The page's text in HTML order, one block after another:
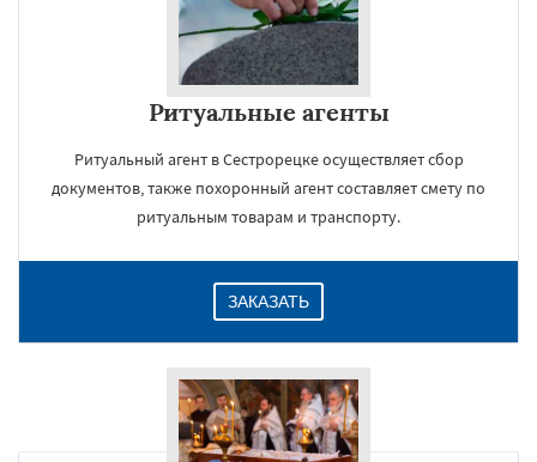
Ритуальные агенты
Ритуальный агент в Сестрорецке осуществляет сбор
документов, также похоронный агент составляет смету по
ритуальным товарам и транспорту.
ЗАКАЗАТЬ